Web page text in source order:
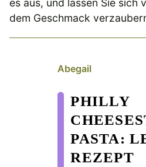
es aus, und lassen Sie sich
dem Geschmack
Abegail
PHILLY
PASTA:
REZEPT